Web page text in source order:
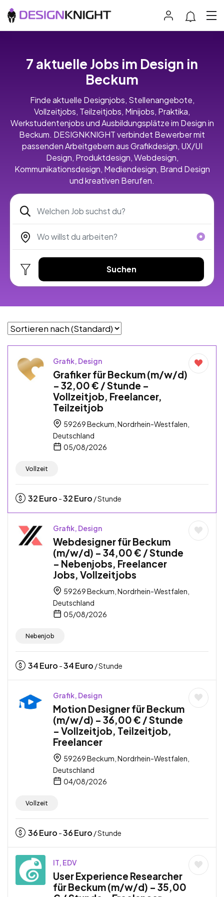
7 aktuelle Jobs im Design in
Beckum
Finde aktuelle Designjobs, Stellenangebote,
Vollzeitjobs, Teilzeitjobs, Minijobs, Praktika,
Werkstudentenjobs und Ausbildungsplätze im Design in
Beckum. DESIGNKNIGHT verbindet Bewerber mit
passenden Arbeitgebern aus Grafikdesign, UX/UI
Design, Produktdesign, Webdesign,
Kommunikationsdesign, Mediendesign, Brand Design
und kreativen Berufen.
Suchen
Grafik, Design
Grafiker für Beckum (m/w/d)
– 32,00 € / Stunde –
Vollzeitjob, Freelancer,
Teilzeitjob
59269 Beckum, Nordrhein-Westfalen,
Deutschland
05/08/2026
Vollzeit
32Euro -32Euro / Stunde
Grafik, Design
Webdesigner für Beckum
(m/w/d) – 34,00 € / Stunde
– Nebenjobs, Freelancer
Jobs, Vollzeitjobs
59269 Beckum, Nordrhein-Westfalen,
Deutschland
05/08/2026
Nebenjob
34Euro -34Euro / Stunde
Grafik, Design
Motion Designer für Beckum
(m/w/d) – 36,00 € / Stunde
– Vollzeitjob, Teilzeitjob,
Freelancer
59269 Beckum, Nordrhein-Westfalen,
Deutschland
04/08/2026
Vollzeit
36Euro -36Euro / Stunde
IT, EDV
User Experience Researcher
für Beckum (m/w/d) – 35,00